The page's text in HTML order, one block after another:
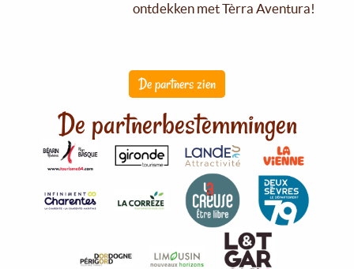
ontdekken met Tèrra Aventura!
De partners zien
De partnerbestemmingen